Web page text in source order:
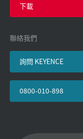
下載
聯絡我們
詢問 KEYENCE
0800-010-898